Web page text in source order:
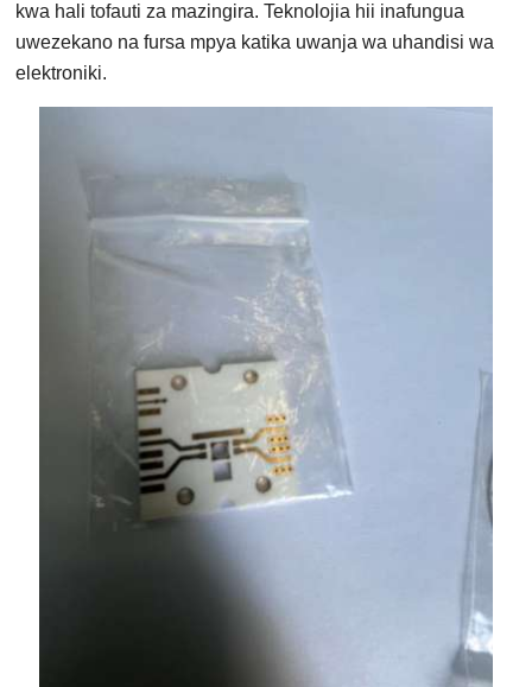
kwa hali tofauti za mazingira. Teknolojia hii inafungua
uwezekano na fursa mpya katika uwanja wa uhandisi wa
elektroniki.